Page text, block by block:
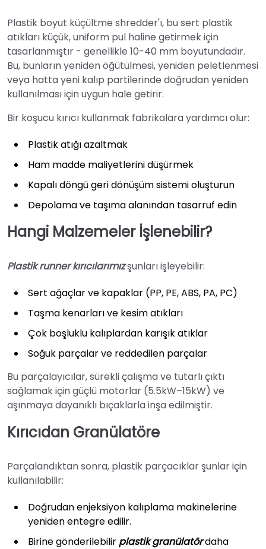
Plastik boyut küçültme shredder'ı, bu sert plastik
atıkları küçük, uniform pul haline getirmek için
tasarlanmıştır - genellikle 10-40 mm boyutundadır.
Bu, bunların yeniden öğütülmesi, yeniden peletlenmesi
veya hatta yeni kalıp partilerinde doğrudan yeniden
kullanılması için uygun hale getirir.
Bir koşucu kırıcı kullanmak fabrikalara yardımcı olur:
Plastik atığı azaltmak
Ham madde maliyetlerini düşürmek
Kapalı döngü geri dönüşüm sistemi oluşturun
Depolama ve taşıma alanından tasarruf edin
Hangi Malzemeler İşlenebilir?
Plastik runner kırıcılarımızşunları işleyebilir:
Sert ağaçlar ve kapaklar (PP, PE, ABS, PA, PC)
Taşma kenarları ve kesim atıkları
Çok boşluklu kalıplardan karışık atıklar
Soğuk parçalar ve reddedilen parçalar
Bu parçalayıcılar, sürekli çalışma ve tutarlı çıktı
sağlamak için güçlü motorlar (5.5kW–15kW) ve
aşınmaya dayanıklı bıçaklarla inşa edilmiştir.
Kırıcıdan Granülatöre
Parçalandıktan sonra, plastik parçacıklar şunlar için
kullanılabilir:
Doğrudan enjeksiyon kalıplama makinelerine
yeniden entegre edilir.
Birine gönderilebilir plastik granülatördaha